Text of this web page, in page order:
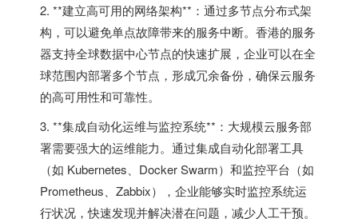
2. **建立高可用的网络架构**：通过多节点分布式架
构，可以避免单点故障带来的服务中断。香港的服务
器支持全球数据中心节点的快速扩展，企业可以在全
球范围内部署多个节点，形成冗余备份，确保云服务
的高可用性和可靠性。
3. **集成自动化运维与监控系统**：大规模云服务部
署需要强大的运维能力。通过集成自动化部署工具
（如 Kubernetes、Docker Swarm）和监控平台（如
Prometheus、Zabbix），企业能够实时监控系统运
行状况，快速发现并解决潜在问题，减少人工干预。